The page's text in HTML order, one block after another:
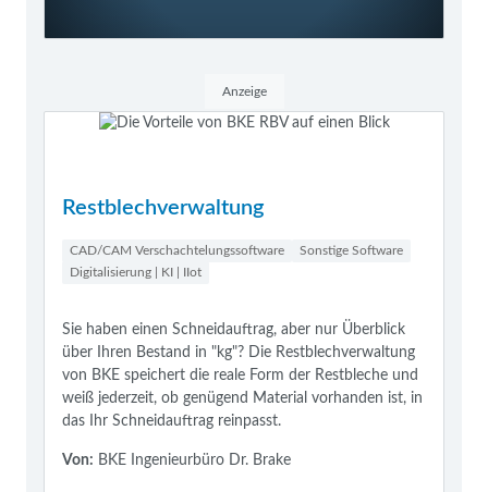
Anzeige
Restblechverwaltung
CAD/CAM Verschachtelungssoftware
Sonstige Software
Digitalisierung | KI | IIot
Sie haben einen Schneidauftrag, aber nur Überblick
über Ihren Bestand in "kg"? Die Restblechverwaltung
von BKE speichert die reale Form der Restbleche und
weiß jederzeit, ob genügend Material vorhanden ist, in
das Ihr Schneidauftrag reinpasst.
Von: BKE Ingenieurbüro Dr. Brake